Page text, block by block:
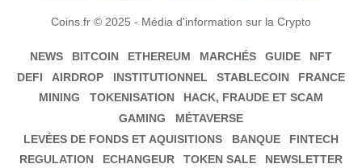
Coins.fr © 2025 - Média d'information sur la Crypto
NEWS BITCOIN ETHEREUM MARCHÉS GUIDE
NFT
DEFI
AIRDROP INSTITUTIONNEL STABLECOIN
FRANCE
MINING
TOKENISATION
HACK, FRAUDE ET SCAM
GAMING
MÉTAVERSE
LEVÉES DE FONDS ET AQUISITIONS
BANQUE
FINTECH
REGULATION
ECHANGEUR TOKEN SALE NEWSLETTER